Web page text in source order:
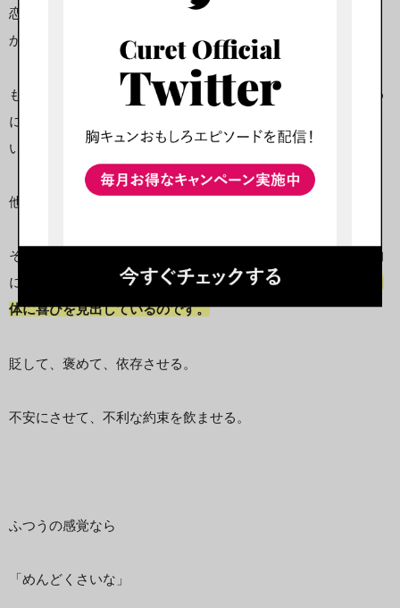
恋愛サイコパスはなぜこのようなことを繰り返すのでしょう
か。
もちろんお金のためだとか、アブノーマルな性癖を満たすため
に女性をコントロールする人もいますが、それを主目的にして
いるクズ男は必ずしも多数派ではありません。
他人をコントロールし、意のままに操ろうとする。
そんな彼らの動機は「コントロールそのもの」にあると個人的
には考えています。そう、彼らは他人を支配すること、それ自
体に喜びを見出しているのです。
貶して、褒めて、依存させる。
不安にさせて、不利な約束を飲ませる。
ふつうの感覚なら
「めんどくさいな」